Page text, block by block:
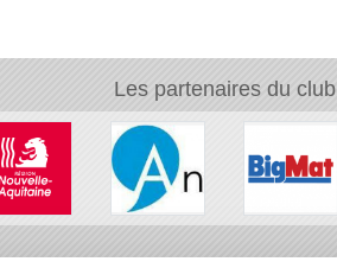
Les partenaires du club